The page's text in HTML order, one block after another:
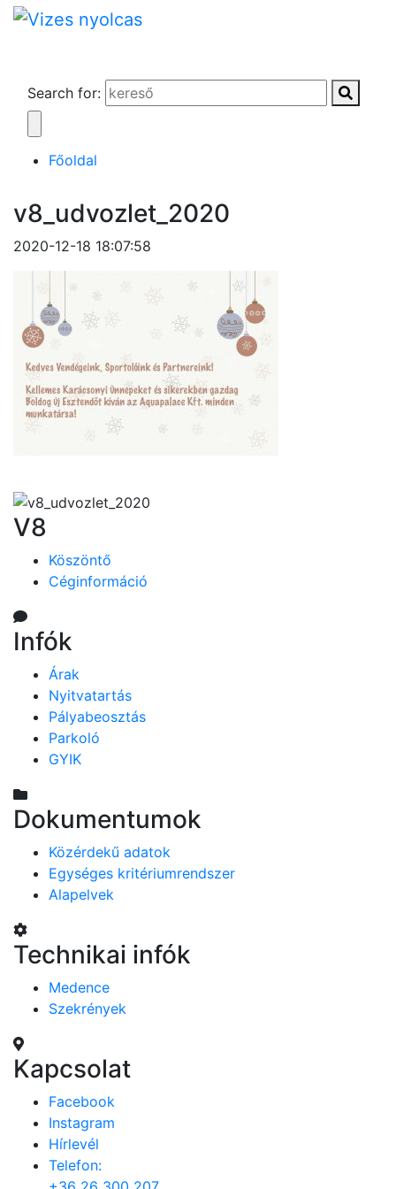
Search for:
Főoldal
v8_udvozlet_2020
2020-12-18 18:07:58
V8
Köszöntő
Céginformáció
Infók
Árak
Nyitvatartás
Pályabeosztás
Parkoló
GYIK
Dokumentumok
Közérdekű adatok
Egységes kritériumrendszer
Alapelvek
Technikai infók
Medence
Szekrények
Kapcsolat
Facebook
Instagram
Hírlevél
Telefon: